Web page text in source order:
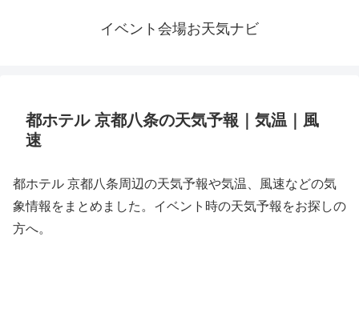
イベント会場お天気ナビ
都ホテル 京都八条の天気予報｜気温｜風
速
都ホテル 京都八条周辺の天気予報や気温、風速などの気
象情報をまとめました。イベント時の天気予報をお探しの
方へ。